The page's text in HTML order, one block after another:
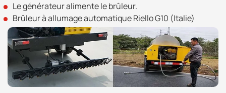
Le générateur alimente le brûleur.
Brûleur à allumage automatique Riello G10 (Italie)